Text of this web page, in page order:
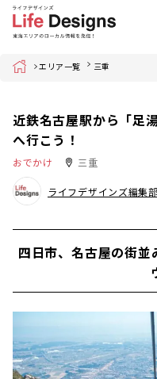
Home エリア一覧 三重
近鉄名古屋駅から「足
へ行こう！
おでかけ 三重
ライフデザインズ編集部
四日市、名古屋の街